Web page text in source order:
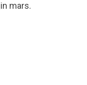
mars.